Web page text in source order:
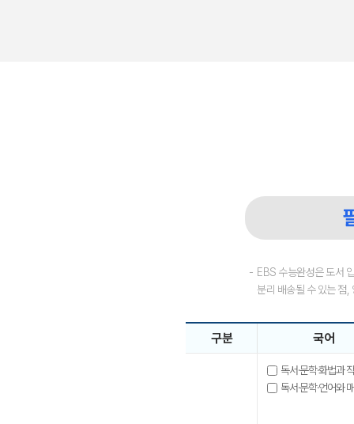
EBS 수능완성은 도서
분리 배송될 수 있는 점,
구분 국어
독서·문학·화법과
독서·문학·언어와